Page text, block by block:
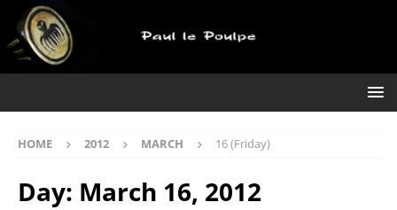
HOME 2012 MARCH 16 (Friday)
Day: March 16, 2012